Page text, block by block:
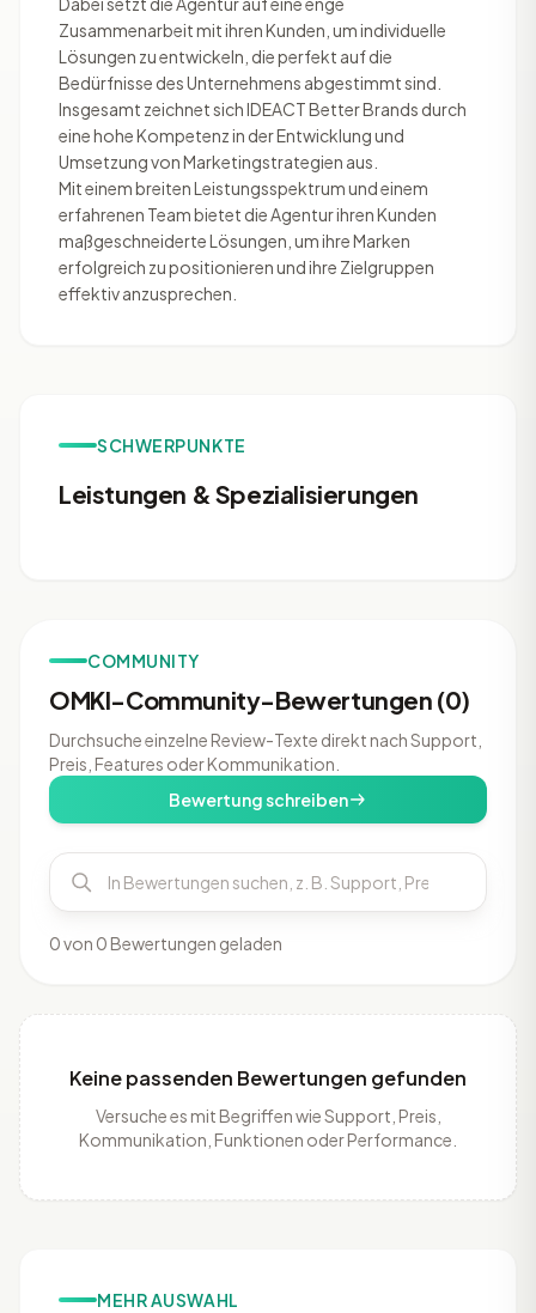
Zusammenarbeit mit ihren Kunden, um individuelle
Lösungen zu entwickeln, die perfekt auf die
Bedürfnisse des Unternehmens abgestimmt sind.
Insgesamt zeichnet sich IDEACT Better Brands durch
eine hohe Kompetenz in der Entwicklung und
Umsetzung von Marketingstrategien aus.
Mit einem breiten Leistungsspektrum und einem
erfahrenen Team bietet die Agentur ihren Kunden
maßgeschneiderte Lösungen, um ihre Marken
erfolgreich zu positionieren und ihre Zielgruppen
effektiv anzusprechen.
SCHWERPUNKTE
Leistungen & Spezialisierungen
COMMUNITY
OMKI-Community-Bewertungen (0)
Durchsuche einzelne Review-Texte direkt nach Support,
Preis, Features oder Kommunikation.
Bewertung schreiben
0 von 0 Bewertungen geladen
Keine passenden Bewertungen gefunden
Versuche es mit Begriffen wie Support, Preis,
Kommunikation, Funktionen oder Performance.
MEHR AUSWAHL